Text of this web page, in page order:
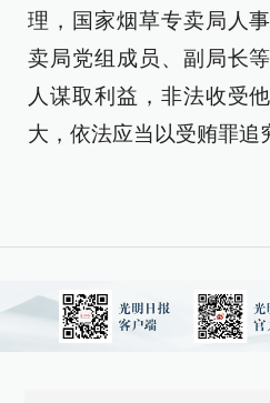
理，国家烟草专卖局人
卖局党组成员、副局长
人谋取利益，非法收受
大，依法应当以受贿罪追